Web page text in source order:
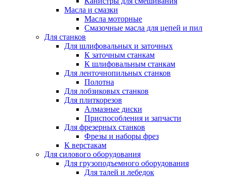
Масла и смазки
Масла моторные
Смазочные масла для цепей и пил
Для станков
Для шлифовальных и заточных
К заточным станкам
К шлифовальным станкам
Для ленточнопильных станков
Полотна
Для лобзиковых станков
Для плиткорезов
Алмазные диски
Приспособления и запчасти
Для фрезерных станков
Фрезы и наборы фрез
К верстакам
Для силового оборудования
Для грузоподъемного оборудования
Для талей и лебедок